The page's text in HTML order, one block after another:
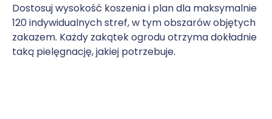
Dostosuj wysokość koszenia i plan dla maksymalnie
120 indywidualnych stref, w tym obszarów objętych
zakazem. Każdy zakątek ogrodu otrzyma dokładnie
taką pielęgnację, jakiej potrzebuje.